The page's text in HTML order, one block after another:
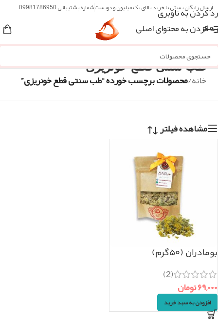
رد کردن به ناوبری
رد کردن به محتوای اصلی
ارسال رایگان پستی با خرید بالای یک میلیون و دویستشماره پشتیبانی 09981786950
منو
طب سنتی قطع خونریزی
خانه/محصولات برچسب خورده “طب سنتی قطع خونریزی”
مشاهده فیلتر
بومادران (۵۰گرم)
(2)
۶۹,۰۰۰تومان
افزودن به سبد خرید